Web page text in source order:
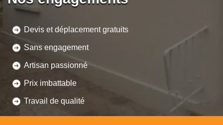
Devis et déplacement gratuits
Sans engagement
Artisan passionné
Prix imbattable
Travail de qualité